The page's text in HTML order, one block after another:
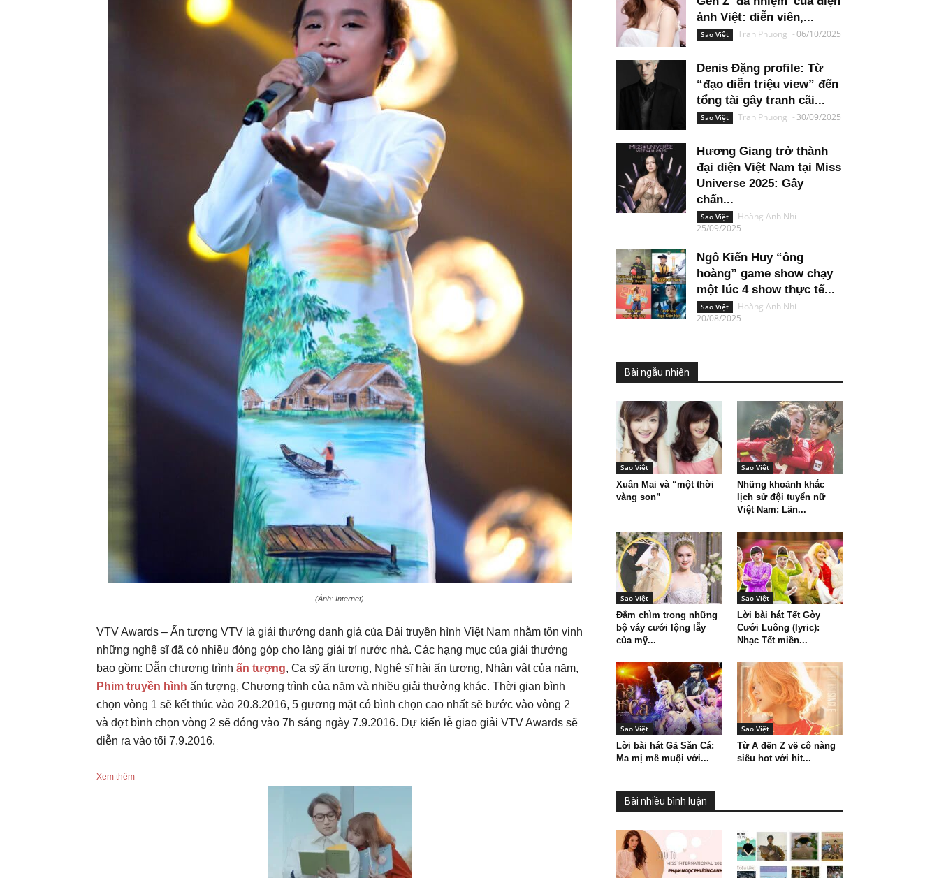
(Ảnh: Internet)
VTV Awards – Ấn tượng VTV là giải thưởng danh giá của Đài truyền hình Việt Nam nhằm tôn vinh
những nghệ sĩ đã có nhiều đóng góp cho làng giải trí nước nhà. Các hạng mục của giải thưởng
bao gồm: Dẫn chương trình ấn tượng, Ca sỹ ấn tượng, Nghệ sĩ hài ấn tượng, Nhân vật của năm,
Phim truyền hình ấn tượng, Chương trình của năm và nhiều giải thưởng khác. Thời gian bình
chọn vòng 1 sẽ kết thúc vào 20.8.2016, 5 gương mặt có bình chọn cao nhất sẽ bước vào vòng 2
và đợt bình chọn vòng 2 sẽ đóng vào 7h sáng ngày 7.9.2016. Dự kiến lễ giao giải VTV Awards sẽ
diễn ra vào tối 7.9.2016.
Xem thêm
ảnh Việt: diễn viên,...
Sao Việt Tran Phuong -06/10/2025
Denis Đặng profile: Từ
“đạo diễn triệu view” đến
tổng tài gây tranh cãi...
Sao Việt Tran Phuong - 30/09/2025
Hương Giang trở thành
đại diện Việt Nam tại Miss
Universe 2025: Gây
chấn...
Sao Việt Hoàng Anh Nhi -
25/09/2025
Ngô Kiến Huy “ông
hoàng” game show chạy
một lúc 4 show thực tế...
Sao Việt Hoàng Anh Nhi -
20/08/2025
Bài ngẫu nhiên
Sao Việt
Xuân Mai và “một thời
vàng son”
Sao Việt
Những khoảnh khắc
lịch sử đội tuyển nữ
Việt Nam: Lần...
Sao Việt
Đắm chìm trong những
bộ váy cưới lộng lẫy
của mỹ...
Sao Việt
Lời bài hát Tết Gòy
Cưới Luông (lyric):
Nhạc Tết miền...
Sao Việt
Lời bài hát Gã Săn Cá:
Ma mị mê muội với...
Sao Việt
Từ A đến Z về cô nàng
siêu hot với hit...
Bài nhiều bình luận